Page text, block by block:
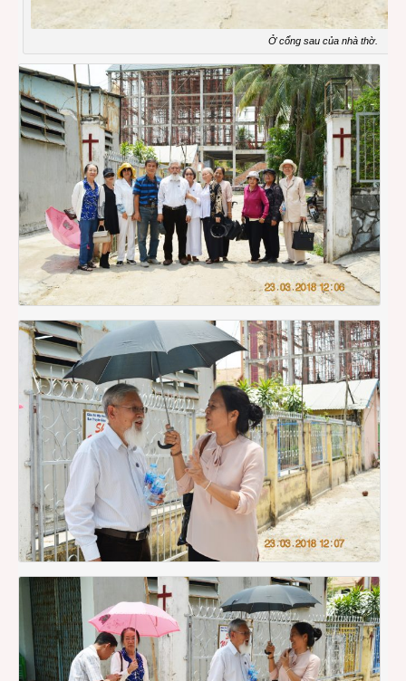
Ở cổng sau của nhà thờ.